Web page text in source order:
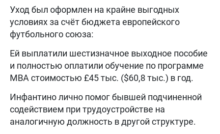
Уход был оформлен на крайне выгодных
условиях за счёт бюджета европейского
футбольного союза:
Ей выплатили шестизначное выходное пособие
и полностью оплатили обучение по программе
MBA стоимостью £45 тыс. ($60,8 тыс.) в год.
Инфантино лично помог бывшей подчиненной
содействием при трудоустройстве на
аналогичную должность в другой структуре.